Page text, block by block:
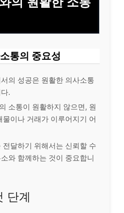
통의 중요성
의 성공은 원활한 의사소통
.
소통이 원활하지 않으면, 원
물이나 거래가 이루어지기 어
전달하기 위해서는 신뢰할 수
와 함께하는 것이 중요합니
단계